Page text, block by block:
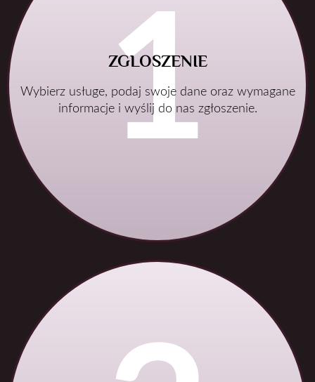
ZGLOSZENIE
Wybierz usługe, podaj swoje dane oraz wymagane
informacje i wyślij do nas zgłoszenie.